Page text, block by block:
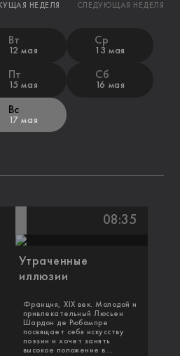
НЕДЕЛЯ СЛЕДУЮЩАЯ НЕДЕЛЯ
Вт
12 мая
Ср
13 мая
Пт
15 мая
Сб
16 мая
Вс
17 мая
08:35
Утраченные
иллюзии
Франция, XIX век. Молодой и
привлекательный Люсьен
Шардон де Рюбампре
посвящает себя искусству
поэзии и хочет занять
высокое положение в...